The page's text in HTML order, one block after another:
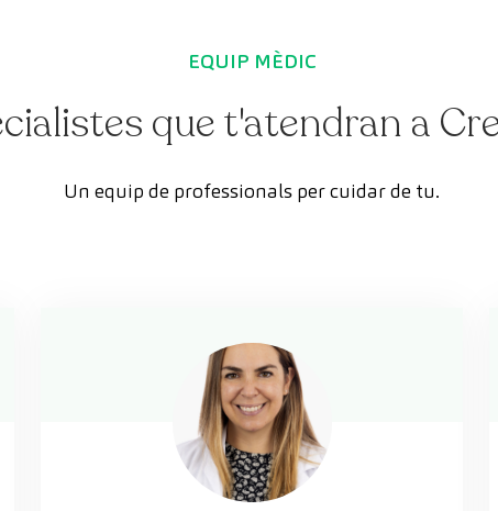
EQUIP MÈDIC
que t'atendran a
Un equip de professionals per cuidar de tu.